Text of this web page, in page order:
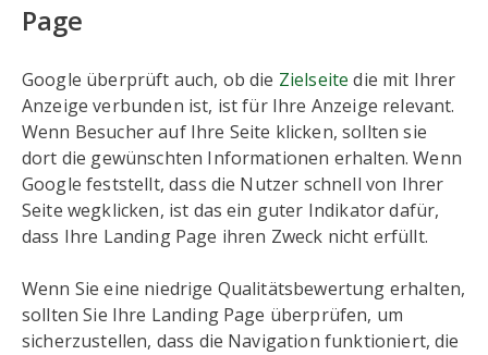
Page
Google überprüft auch, ob die Zielseite die mit Ihrer
Anzeige verbunden ist, ist für Ihre Anzeige relevant.
Wenn Besucher auf Ihre Seite klicken, sollten sie
dort die gewünschten Informationen erhalten. Wenn
Google feststellt, dass die Nutzer schnell von Ihrer
Seite wegklicken, ist das ein guter Indikator dafür,
dass Ihre Landing Page ihren Zweck nicht erfüllt.
Wenn Sie eine niedrige Qualitätsbewertung erhalten,
sollten Sie Ihre Landing Page überprüfen, um
sicherzustellen, dass die Navigation funktioniert, die